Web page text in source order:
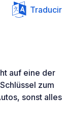
Traducir
auf eine der
zum
sonst alles